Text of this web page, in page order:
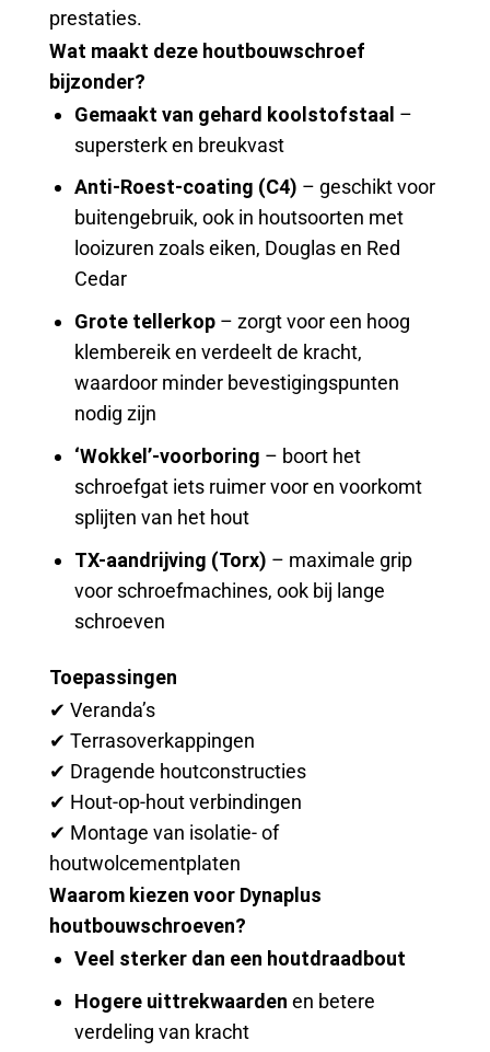
prestaties.
Wat maakt deze houtbouwschroef
bijzonder?
Gemaakt van gehard koolstofstaal –
supersterk en breukvast
Anti-Roest-coating (C4) – geschikt voor
buitengebruik, ook in houtsoorten met
looizuren zoals eiken, Douglas en Red
Cedar
Grote tellerkop – zorgt voor een hoog
klembereik en verdeelt de kracht,
waardoor minder bevestigingspunten
nodig zijn
‘Wokkel’-voorboring – boort het
schroefgat iets ruimer voor en voorkomt
splijten van het hout
TX-aandrijving (Torx) – maximale grip
voor schroefmachines, ook bij lange
schroeven
Toepassingen
✔ Veranda’s
✔ Terrasoverkappingen
✔ Dragende houtconstructies
✔ Hout-op-hout verbindingen
✔ Montage van isolatie- of
houtwolcementplaten
Waarom kiezen voor Dynaplus
houtbouwschroeven?
Veel sterker dan een houtdraadbout
Hogere uittrekwaarden en betere
verdeling van kracht